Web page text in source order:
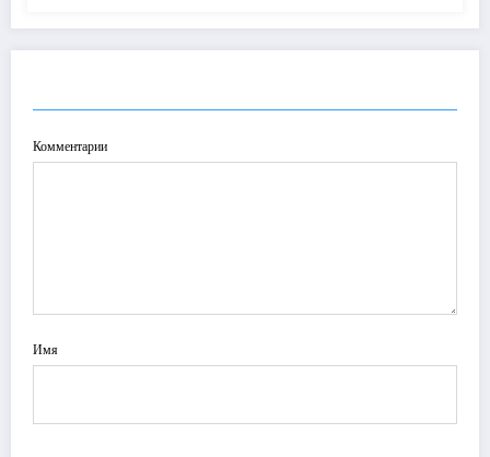
Комментарии
Имя